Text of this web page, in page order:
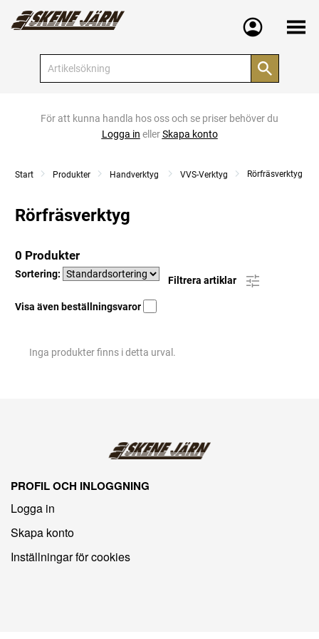
Meny
För att kunna handla hos oss och se priser behöver du
Logga in ellerSkapa konto
Start Produkter Handverktyg VVS-Verktyg Rörfräsverktyg
Rörfräsverktyg
0 Produkter
Sortering:
Filtrera artiklar
Visa även beställningsvaror
Inga produkter finns i detta urval.
PROFIL OCH INLOGGNING
Logga in
Skapa konto
Inställningar för cookies